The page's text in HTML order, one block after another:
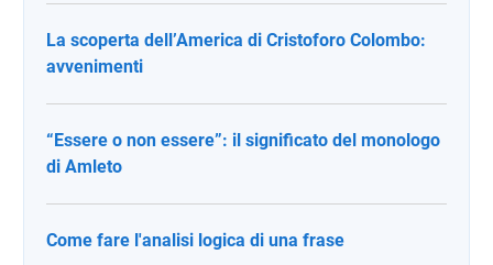
La scoperta dell’America di Cristoforo Colombo:
avvenimenti
“Essere o non essere”: il significato del monologo
di Amleto
Come fare l'analisi logica di una frase